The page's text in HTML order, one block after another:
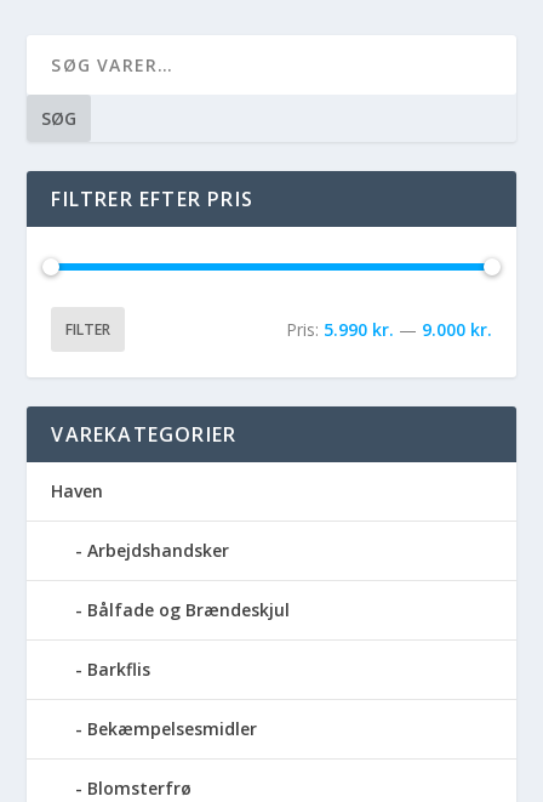
SØG
FILTRER EFTER PRIS
FILTER Pris: 5.990 kr. — 9.000 kr.
VAREKATEGORIER
Haven
Arbejdshandsker
Bålfade og Brændeskjul
Barkflis
Bekæmpelsesmidler
Blomsterfrø